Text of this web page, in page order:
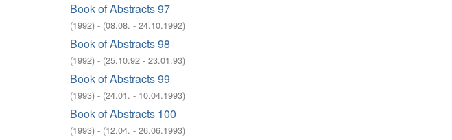
Book of Abstracts 97
(1992) - (08.08. - 24.10.1992)
Book of Abstracts 98
(1992) - (25.10.92 - 23.01.93)
Book of Abstracts 99
(1993) - (24.01. - 10.04.1993)
Book of Abstracts 100
(1993) - (12.04. - 26.06.1993)